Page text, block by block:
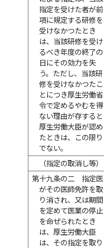
指定を受けた者が前
項に規定する研修を
受けなかつたとき
は、当該研修を受け
るべき年度の終了の
日にその効力を失
う。ただし、当該研
修を受けなかつたこ
とにつき厚生労働省
令で定めるやむを得
ない理由が存すると
厚生労働大臣が認め
たときは、この限り
でない。
（指定の取消し等）
第十九条の二
指定医
がその医師免許を取
り消され、又は期間
を定めて医業の停止
を命ぜられたとき
は、厚生労働大臣
は、その指定を取り